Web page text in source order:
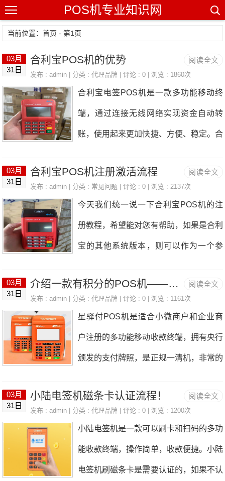
POS机专业知识网
当前位置：首页 - 第1页
阅读全文
03月
31日
合利宝POS机的优势
发布 : admin | 分类 :代理品牌 | 评论 : 0 | 浏览 : 1860次
合利宝电签POS机是一款多功能移动终
端，通过连接无线网络实现资金自动转
账，使用起来更加快捷、方便、稳定。合
端，通过连接无线网络实现资金自动转
几个方面来看看合利宝电签POS机是一
款什么样的电签机。一、合利宝的功能和
优势1.合利宝的商户都是真实商户，单笔
刷卡额度大；2.因为是银联商务支付，很
大程度的保护收款和扫码的安全性；3.支
方式；4.合利宝电签POS机可以进行电子
阅读全文
03月
31日
合利宝POS机注册激活流程
发布 : admin | 分类 : 常见问题 | 评论 : 0 | 浏览 : 2137次
今天我们统一说一下合利宝POS机的注
册教程，希望能对您有帮助，如果是合利
宝的其他系统版本，则可以作为一个参
先扫机器背面的二维码下载“小利生活”ap
app1.首先点击“立即注册”然后输入本人
手机号码，然后输入接收的验证码，然后
绑定机具号。（机具号通常在POS机的
后下方位置）2.下一步，我们来设置登陆
app的密码。（密码是由8-16位数字、字
阅读全文
03月
31日
介绍一款有积分的POS机——星驿付POS机
发布 : admin | 分类 :代理品牌 | 评论 : 0 | 浏览 : 1161次
星驿付POS机是适合小微商户和企业商
户注册的多功能移动收款终端，拥有央行
颁发的支付牌照，是正规一清机，非常的
册激活非常便捷，可以放心办理使用。星
阅读全文
03月
31日
小陆电签机磁条卡认证流程！
发布 : admin | 分类 :代理品牌 | 评论 : 0 | 浏览 : 1200次
小陆电签机是一款可以刷卡和扫码的多功
能收款终端，操作简单，收款便捷。小陆
电签机刷磁条卡是需要认证的，如果不认